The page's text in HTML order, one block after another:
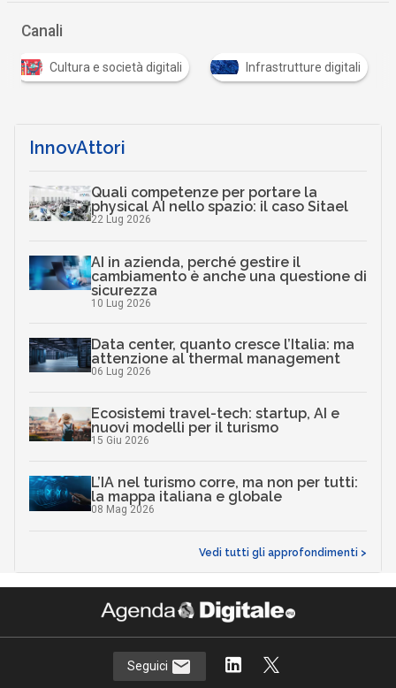
Canali
Cultura e società digitali Infrastrutture digitali
InnovAttori
Quali competenze per portare la
physical AI nello spazio: il caso Sitael
22 Lug 2026
AI in azienda, perché gestire il
cambiamento è anche una questione di
sicurezza
10 Lug 2026
Data center, quanto cresce l’Italia: ma
attenzione al thermal management
06 Lug 2026
Ecosistemi travel-tech: startup, AI e
nuovi modelli per il turismo
15 Giu 2026
L’IA nel turismo corre, ma non per tutti:
la mappa italiana e globale
08 Mag 2026
Vedi tutti gli approfondimenti >
Seguici